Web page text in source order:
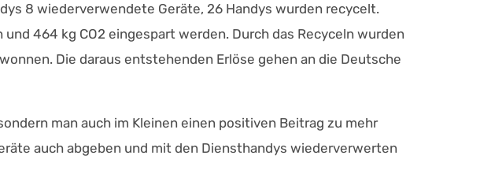
8 wiederverwendete Geräte, 26 Handys wurden recycelt.
464 kg CO2 eingespart werden. Durch das Recyceln wurden
Die daraus entstehenden Erlöse gehen an die Deutsche
man auch im Kleinen einen positiven Beitrag zu mehr
auch abgeben und mit den Diensthandys wiederverwerten